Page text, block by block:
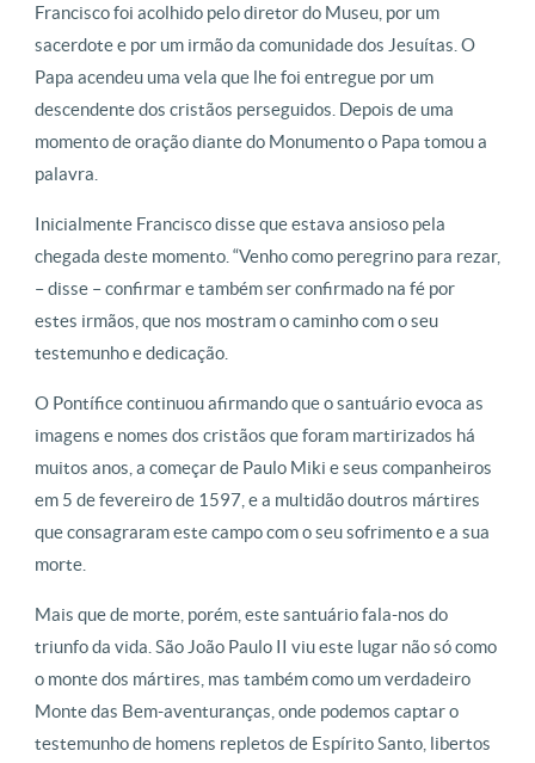
Francisco foi acolhido pelo diretor do Museu, por um
sacerdote e por um irmão da comunidade dos Jesuítas. O
Papa acendeu uma vela que lhe foi entregue por um
descendente dos cristãos perseguidos. Depois de uma
momento de oração diante do Monumento o Papa tomou a
palavra.
Inicialmente Francisco disse que estava ansioso pela
chegada deste momento. “Venho como peregrino para rezar,
– disse – confirmar e também ser confirmado na fé por
estes irmãos, que nos mostram o caminho com o seu
testemunho e dedicação.
O Pontífice continuou afirmando que o santuário evoca as
imagens e nomes dos cristãos que foram martirizados há
muitos anos, a começar de Paulo Miki e seus companheiros
em 5 de fevereiro de 1597, e a multidão doutros mártires
que consagraram este campo com o seu sofrimento e a sua
morte.
Mais que de morte, porém, este santuário fala-nos do
triunfo da vida. São João Paulo II viu este lugar não só como
o monte dos mártires, mas também como um verdadeiro
Monte das Bem-aventuranças, onde podemos captar o
testemunho de homens repletos de Espírito Santo, libertos